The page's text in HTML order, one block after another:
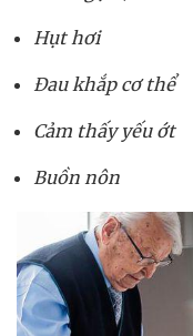
Hụt hơi
Đau khắp cơ thể
Cảm thấy yếu ớt
Buồn nôn